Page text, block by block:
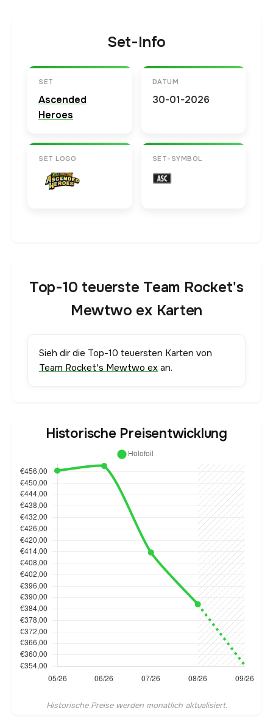
Set-Info
SET
Ascended
Heroes
DATUM
30-01-2026
SET LOGO SET-SYMBOL
Top-10 teuerste Team Rocket's
Mewtwo ex Karten
Sieh dir die Top-10 teuersten Karten von
Team Rocket's Mewtwo ex an.
Historische Preisentwicklung
Historische Preise werden monatlich aktualisiert.